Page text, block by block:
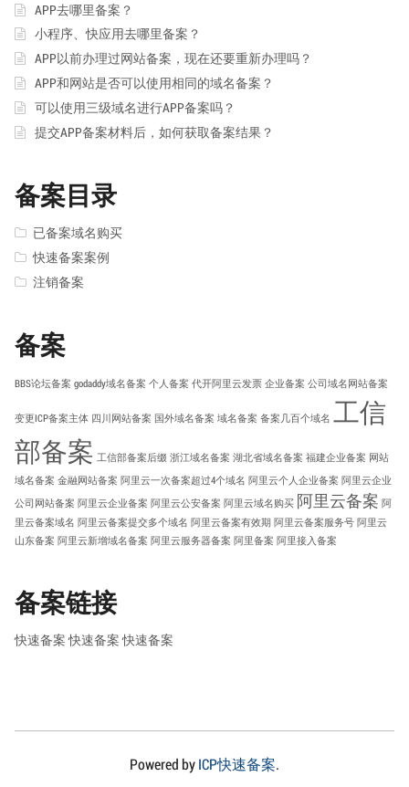
APP去哪里备案？
小程序、快应用去哪里备案？
APP以前办理过网站备案，现在还要重新办理吗？
APP和网站是否可以使用相同的域名备案？
可以使用三级域名进行APP备案吗？
提交APP备案材料后，如何获取备案结果？
备案目录
已备案域名购买
快速备案案例
注销备案
备案
BBS论坛备案 godaddy域名备案 个人备案 代开阿里云发票 企业备案 公司域名网站备案
变更ICP备案主体 四川网站备案 国外域名备案 域名备案 备案几百个域名 工信
部备案 工信部备案后缀 浙江域名备案 湖北省域名备案 福建企业备案 网站
域名备案 金融网站备案 阿里云一次备案超过4个域名 阿里云个人企业备案 阿里云企业
公司网站备案 阿里云企业备案 阿里云公安备案 阿里云域名购买 阿里云备案 阿
里云备案域名 阿里云备案提交多个域名 阿里云备案有效期 阿里云备案服务号 阿里云
山东备案 阿里云新增域名备案 阿里云服务器备案 阿里备案 阿里接入备案
备案链接
快速备案 快速备案 快速备案
Powered byICP快速备案.